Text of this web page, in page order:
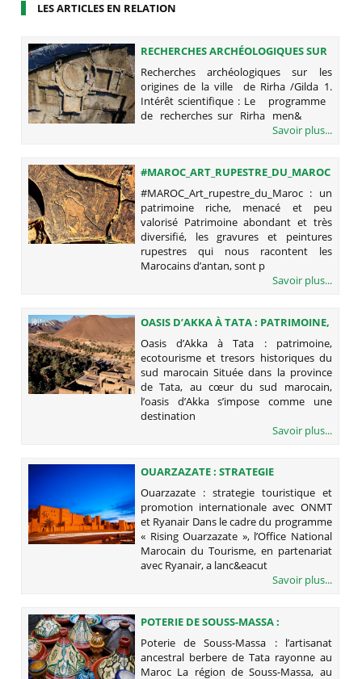
LES ARTICLES EN RELATION
RECHERCHES ARCHÉOLOGIQUES SUR
LES ORIGINES DE LA VILLE DE RIRHA
/GILDA
Recherches archéologiques sur les
origines de la ville de Rirha /Gilda 1.
Intérêt scientifique : Le programme
de recherches sur Rirha men&
Savoir plus...
#MAROC_ART_RUPESTRE_DU_MAROC
: UN PATRIMOINE RICHE, MENACÉ ET
PEU VALORISÉ
#MAROC_Art_rupestre_du_Maroc : un
patrimoine riche, menacé et peu
valorisé Patrimoine abondant et très
diversifié, les gravures et peintures
rupestres qui nous racontent les
Marocains d’antan, sont p
Savoir plus...
OASIS D’AKKA À TATA : PATRIMOINE,
ECOTOURISME ET TRESORS
HISTORIQUES DU SUD MAROCAIN
Oasis d’Akka à Tata : patrimoine,
ecotourisme et tresors historiques du
sud marocain Située dans la province
de Tata, au cœur du sud marocain,
l’oasis d’Akka s’impose comme une
destination
Savoir plus...
OUARZAZATE : STRATEGIE
TOURISTIQUE ET PROMOTION
INTERNATIONALE AVEC ONMT ET
RYANAIR
Ouarzazate : strategie touristique et
promotion internationale avec ONMT
et Ryanair Dans le cadre du programme
« Rising Ouarzazate », l’Office National
Marocain du Tourisme, en partenariat
avec Ryanair, a lanc&eacut
Savoir plus...
POTERIE DE SOUSS-MASSA :
L’ARTISANAT ANCESTRAL BERBERE
DE TATA RAYONNE AU MAROC
Poterie de Souss-Massa : l’artisanat
ancestral berbere de Tata rayonne au
Maroc La région de Souss-Massa, au